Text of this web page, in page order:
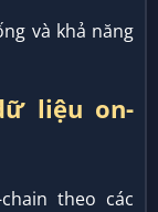
và khả năng
liệu on-
theo các